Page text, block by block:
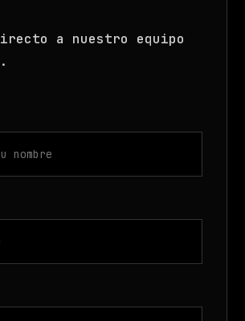
a nuestro equipo